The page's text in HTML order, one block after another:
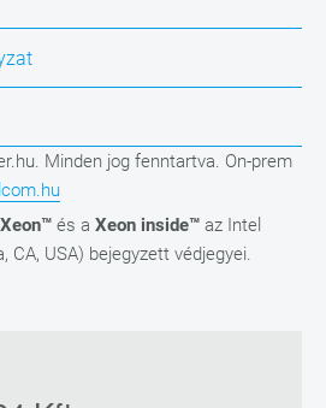
Minden jog fenntartva. On-prem
Xeon™ és a Xeon inside™ az Intel
CA, USA) bejegyzett védjegyei.